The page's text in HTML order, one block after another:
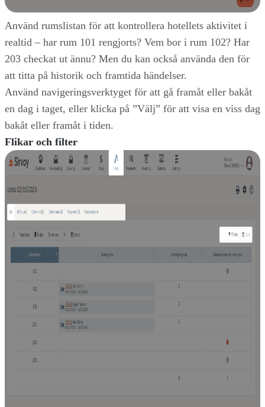
Använd rumslistan för att kontrollera hotellets aktivitet i
realtid – har rum 101 rengjorts? Vem bor i rum 102? Har
203 checkat ut ännu? Men du kan också använda den för
att titta på historik och framtida händelser.
Använd navigeringsverktyget för att gå framåt eller bakåt
en dag i taget, eller klicka på ”Välj” för att visa en viss dag
bakåt eller framåt i tiden.
Flikar och filter